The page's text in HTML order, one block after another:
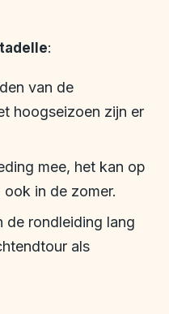
:
van de
hoogseizoen zijn er
mee, het kan op
in de zomer.
de rondleiding lang
als